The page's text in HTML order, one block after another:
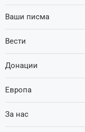
Ваши писма
Вести
Донации
Европа
За нас